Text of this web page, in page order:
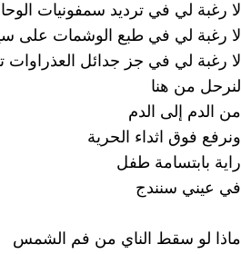
لا رغبة لي في ترديد سمفونيات
لا رغبة لي في طبع الوشمات على
لا رغبة لي في جز جدائل
لنرحل من هنا
من الدم إلى الدم
ونرفع فوق اثداء الحرية
راية بابتسامة طفل
في عيني سنندج
ماذا لو سقط الناي من فم الشمس